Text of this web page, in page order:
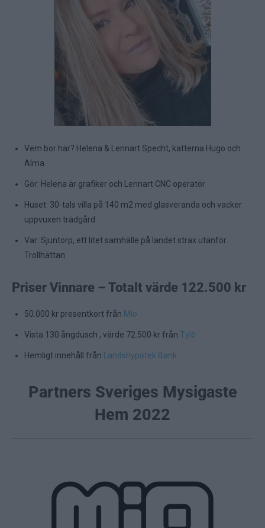
Vem bor här? Helena & Lennart Specht, katterna Hugo och
Alma
Gör: Helena är grafiker och Lennart CNC operatör
Huset: 30-tals villa på 140 m2 med glasveranda och vacker
uppvuxen trädgård.
Var: Sjuntorp, ett litet samhälle på landet strax utanför
Trollhättan
Priser Vinnare – Totalt värde 122.500 kr
50.000 kr presentkort från Mio
Vista 130 ångdusch , värde 72.500 kr från Tylö
Hemligt innehåll från Landshypotek Bank
Partners Sveriges Mysigaste
Hem 2022